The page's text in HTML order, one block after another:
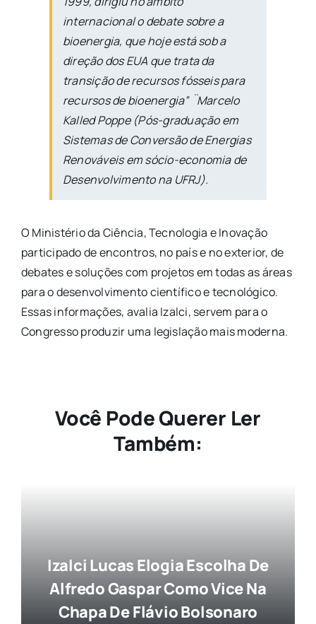
internacional o debate sobre a
bioenergia, que hoje está sob a
direção dos EUA que trata da
transição de recursos fósseis para
recursos de bioenergia” ¨Marcelo
Kalled Poppe (Pós-graduação em
Sistemas de Conversão de Energias
Renováveis em sócio-economia de
Desenvolvimento na UFRJ).
O Ministério da Ciência, Tecnologia e Inovação
participado de encontros, no país e no exterior, de
debates e soluções com projetos em todas as áreas
para o desenvolvimento científico e tecnológico.
Essas informações, avalia Izalci, servem para o
Congresso produzir uma legislação mais moderna.
Você Pode Querer Ler
Também:
Izalci Lucas Elogia Escolha De
Alfredo Gaspar Como Vice Na
Chapa De Flávio Bolsonaro